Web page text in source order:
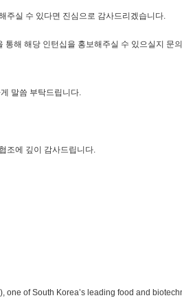
주실 수 있다면 진심으로 감사드리겠습니다.
해 해당 인턴십을 홍보해주실 수 있으실지
말씀 부탁드립니다.
조에 깊이 감사드립니다.
one of South Korea’s leading food and